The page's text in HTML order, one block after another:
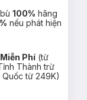
bù100% hãng
nếu phát hiện
Phí (từ
Thành trừ
từ 249K)